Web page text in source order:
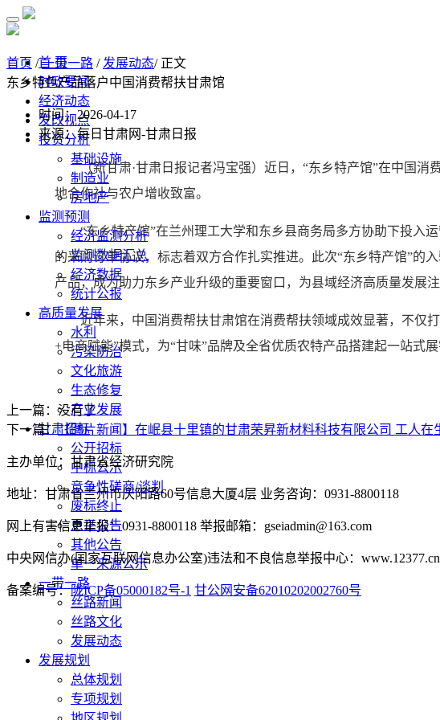
首 页
时政要闻
经济动态
发改视点
投资分析
基础设施
制造业
房地产
监测预测
经济监测分析
监测数据汇总
经济数据
统计公报
高质量发展
水利
污染防治
文化旅游
生态修复
产业发展
甘肃招标
公开招标
中标公示
竞争性磋商/谈判
废标终止
更正公告
其他公告
单一来源公示
一带一路
丝路新闻
丝路文化
发展动态
发展规划
总体规划
专项规划
首页 /一带一路 / 发展动态/ 正文
东乡特色产品落户中国消费帮扶甘肃馆
时间：2026-04-17
来源：每日甘肃网-甘肃日报
（新甘肃·甘肃日报记者冯宝强）近日，“东乡特产馆”在中国
地合作社与农户增收致富。
“东乡特产馆”在兰州理工大学和东乡县商务局多方协助下投入运
的采购订单协议，标志着双方合作扎实推进。此次“东乡特产馆”的
产品，成为助力东乡产业升级的重要窗口，为县域经济高质量发展注
近年来，中国消费帮扶甘肃馆在消费帮扶领域成效显著，不仅打
+电商赋能”模式，为“甘味”品牌及全省优质农特产品搭建起一站式展
上一篇：没有了
下一篇：【图片新闻】在岷县十里镇的甘肃荣昇新材料科技有限公司 工人在
主办单位：甘肃省经济研究院
地址：甘肃省兰州市庆阳路60号信息大厦4层 业务咨询：0931-8800118
网上有害信息举报：0931-8800118 举报邮箱：gseiadmin@163.com
中央网信办(国家互联网信息办公室)违法和不良信息举报中心：www.12377.cn
备案编号：陇ICP备05000182号-1 甘公网安备62010202002760号